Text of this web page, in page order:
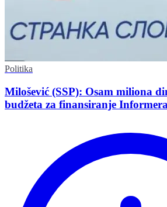
Politika
Milošević (SSP): Osam miliona
budžeta za finansiranje Informera